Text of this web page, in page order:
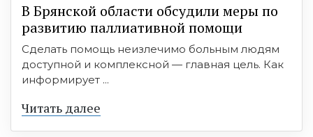
В Брянской области обсудили меры по
развитию паллиативной помощи
Сделать помощь неизлечимо больным людям
доступной и комплексной — главная цель. Как
информирует ...
Читать далее